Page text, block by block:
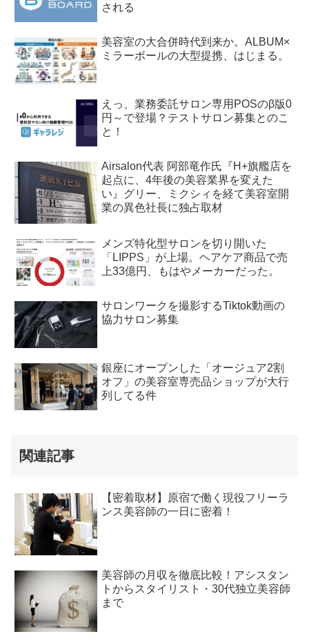
される
美容室の大合併時代到来か。ALBUM×
ミラーボールの大型提携、はじまる。
えっ、業務委託サロン専用POSのβ版0
円～で登場？テストサロン募集とのこ
と！
Airsalon代表 阿部竜作氏『H+旗艦店を
起点に、4年後の美容業界を変えた
い』グリー、ミクシィを経て美容室開
業の異色社長に独占取材
メンズ特化型サロンを切り開いた
「LIPPS」が上場。ヘアケア商品で売
上33億円、もはやメーカーだった。
サロンワークを撮影するTiktok動画の
協力サロン募集
銀座にオープンした「オージュア2割
オフ」の美容室専売品ショップが大行
列してる件
関連記事
【密着取材】原宿で働く現役フリーラ
ンス美容師の一日に密着！
美容師の月収を徹底比較！アシスタン
トからスタイリスト・30代独立美容師
まで